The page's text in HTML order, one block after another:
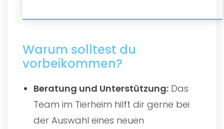
Warum solltest du
vorbeikommen?
Beratung und Unterstützung: Das
Team im Tierheim hilft dir gerne bei
der Auswahl eines neuen